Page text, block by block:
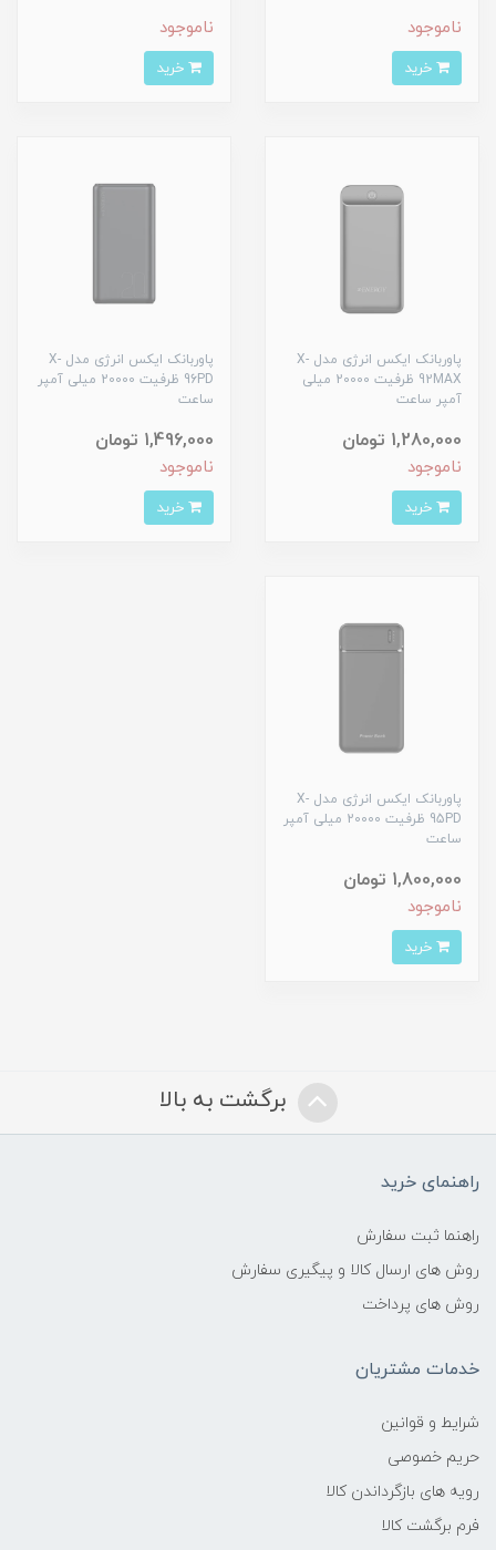
ناموجود ناموجود
پاوربانک ایکس انرژی مدل X-
92MAX ظرفیت 20000 میلی
آمپر ساعت
1,280,000 تومان
ناموجود
پاوربانک ایکس انرژی مدل X-
96PD ظرفیت 20000 میلی آمپر
ساعت
1,496,000 تومان
ناموجود
پاوربانک ایکس انرژی مدل X-
95PD ظرفیت 20000 میلی آمپر
ساعت
1,800,000 تومان
ناموجود
برگشت به بالا
راهنمای خرید
راهنما ثبت سفارش
روش های ارسال کالا و پیگیری سفارش
روش های پرداخت
خدمات مشتریان
شرایط و قوانین
حریم خصوصی
رویه های بازگرداندن کالا
فرم برگشت کالا